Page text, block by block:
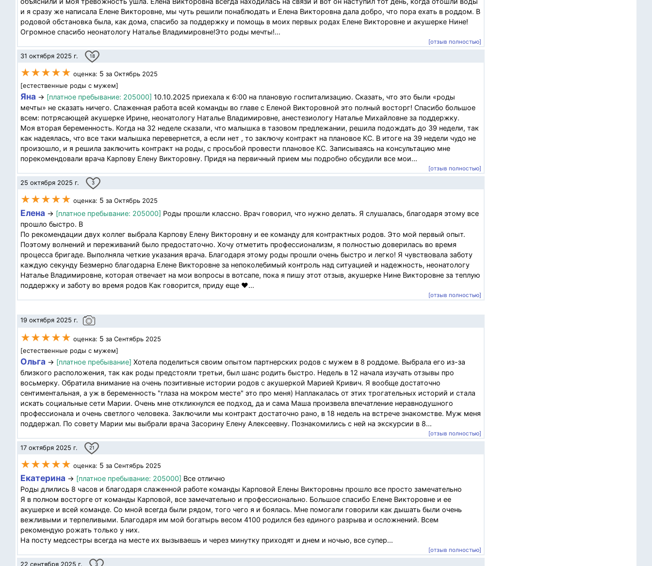
и я сразу же написала Елене Викторовне, мы чуть решили понаблюдать и Елена Викторовна дала добро, что пора ехать в роддом. В
родовой обстановка была, как дома, спасибо за поддержку и помощь в моих первых родах Елене Викторовне и акушерке Нине!
Огромное спасибо неонатологу Наталье Владимировне!Это роды мечты!...
[отзыв полностью]
31 октября 2025 г. 18
★★★★★ оценка: 5 за Октябрь 2025
[естественные роды с мужем]
Яна → [платное пребывание: 205000] 10.10.2025 приехала к 6:00 на плановую госпитализацию. Сказать, что это были «роды
мечты» не сказать ничего. Слаженная работа всей команды во главе с Еленой Викторовной это полный восторг! Спасибо большое
всем: потрясающей акушерке Ирине, неонатологу Наталье Владимировне, анестезиологу Наталье Михайловне за поддержку.
Моя вторая беременность. Когда на 32 неделе сказали, что малышка в тазовом предлежании, решила подождать до 39 недели, так
как надеялась, что все таки малышка перевернется, а если нет , то заключу контракт на плановое КС. В итоге на 39 недели чудо не
произошло, и я решила заключить контракт на роды, с просьбой провести плановое КС. Записываясь на консультацию мне
порекомендовали врача Карпову Елену Викторовну. Придя на первичный прием мы подробно обсудили все мои...
[отзыв полностью]
25 октября 2025 г. 3
★★★★★ оценка: 5 за Октябрь 2025
Елена → [платное пребывание: 205000] Роды прошли классно. Врач говорил, что нужно делать. Я слушалась, благодаря этому все
прошло быстро. В
По рекомендации двух коллег выбрала Карпову Елену Викторовну и ее команду для контрактных родов. Это мой первый опыт.
Поэтому волнений и переживаний было предостаточно. Хочу отметить профессионализм, я полностью доверилась во время
процесса бригаде. Выполняла четкие указания врача. Благодаря этому роды прошли очень быстро и легко! Я чувствовала заботу
каждую секунду Безмерно благодарна Елене Викторовне за непоколебимый контроль над ситуацией и надежность, неонатологу
Наталье Владимировне, которая отвечает на мои вопросы в вотсапе, пока я пишу этот отзыв, акушерке Нине Викторовне за теплую
поддержку и заботу во время родов Как говорится, приду еще ♥️...
[отзыв полностью]
19 октября 2025 г.
★★★★★ оценка: 5 за Сентябрь 2025
[естественные роды с мужем]
Ольга → [платное пребывание] Хотела поделиться своим опытом партнерских родов с мужем в 8 роддоме. Выбрала его из-за
близкого расположения, так как роды предстояли третьи, был шанс родить быстро. Недель в 12 начала изучать отзывы про
восьмерку. Обратила внимание на очень позитивные истории родов с акушеркой Марией Кривич. Я вообще достаточно
сентиментальная, а уж в беременность "глаза на мокром месте" это про меня) Наплакалась от этих трогательных историй и стала
искать социальные сети Марии. Очень мне откликнулся ее подход, да и сама Маша произвела впечатление неравнодушного
профессионала и очень светлого человека. Заключили мы контракт достаточно рано, в 18 недель на встрече знакомстве. Муж меня
поддержал. По совету Марии мы выбрали врача Засорину Елену Алексеевну. Познакомились с ней на экскурсии в 8...
[отзыв полностью]
17 октября 2025 г. 21
★★★★★ оценка: 5 за Сентябрь 2025
Екатерина → [платное пребывание: 205000] Все отлично
Роды длились 8 часов и благодаря слаженной работе команды Карповой Елены Викторовны прошло все просто замечательно
Я в полном восторге от команды Карповой, все замечательно и профессионально. Большое спасибо Елене Викторовне и ее
акушерке и всей команде. Со мной всегда были рядом, того чего я и боялась. Мне помогали говорили как дышать были очень
вежливыми и терпеливыми. Благодаря им мой богатырь весом 4100 родился без единого разрыва и осложнений. Всем
рекомендую рожать только у них.
На посту медсестры всегда на месте их вызываешь и через минутку приходят и днем и ночью, все супер...
[отзыв полностью]
22 сентября 2025 г. 3